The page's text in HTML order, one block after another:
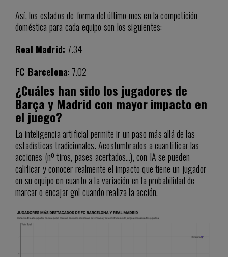
Así, los estados de forma del último mes en la competición
doméstica para cada equipo son los siguientes:
Real Madrid: 7.34
FC Barcelona: 7.02
¿Cuáles han sido los jugadores de
Barça y Madrid con mayor impacto en
el juego?
La inteligencia artificial permite ir un paso más allá de las
estadísticas tradicionales. Acostumbrados a cuantificar las
acciones (nº tiros, pases acertados…), con IA se pueden
calificar y conocer realmente el impacto que tiene un jugador
en su equipo en cuanto a la variación en la probabilidad de
marcar o encajar gol cuando realiza la acción.